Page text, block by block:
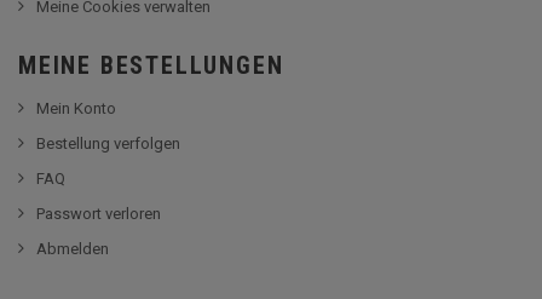
Meine Cookies verwalten
MEINE BESTELLUNGEN
Mein Konto
Bestellung verfolgen
FAQ
Passwort verloren
Abmelden